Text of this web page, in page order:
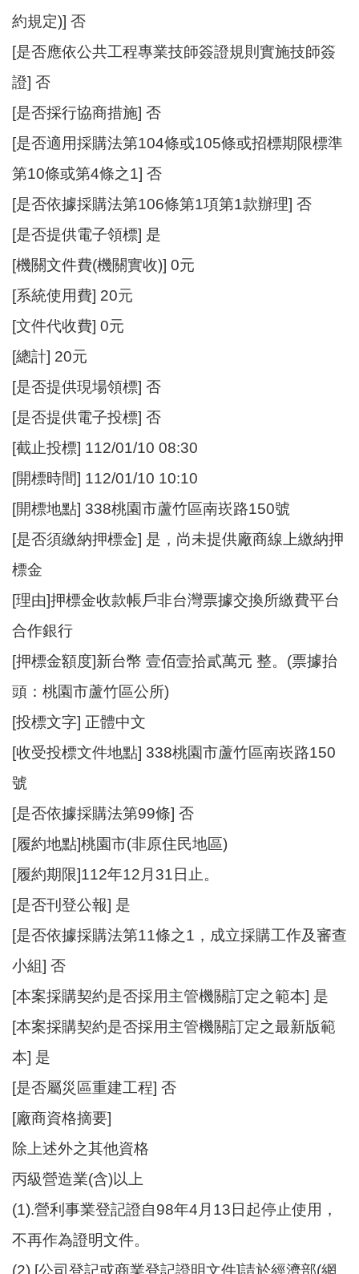
約規定)] 否
[是否應依公共工程專業技師簽證規則實施技師簽
證] 否
[是否採行協商措施] 否
[是否適用採購法第104條或105條或招標期限標準
第10條或第4條之1] 否
[是否依據採購法第106條第1項第1款辦理] 否
[是否提供電子領標] 是
[機關文件費(機關實收)] 0元
[系統使用費] 20元
[文件代收費] 0元
[總計] 20元
[是否提供現場領標] 否
[是否提供電子投標] 否
[截止投標] 112/01/10 08:30
[開標時間] 112/01/10 10:10
[開標地點] 338桃園市蘆竹區南崁路150號
[是否須繳納押標金] 是，尚未提供廠商線上繳納押
標金
[理由]押標金收款帳戶非台灣票據交換所繳費平台
合作銀行
[押標金額度]新台幣 壹佰壹拾貳萬元 整。(票據抬
頭：桃園市蘆竹區公所)
[投標文字] 正體中文
[收受投標文件地點] 338桃園市蘆竹區南崁路150
號
[是否依據採購法第99條] 否
[履約地點]桃園市(非原住民地區)
[履約期限]112年12月31日止。
[是否刊登公報] 是
[是否依據採購法第11條之1，成立採購工作及審查
小組] 否
[本案採購契約是否採用主管機關訂定之範本] 是
[本案採購契約是否採用主管機關訂定之最新版範
本] 是
[是否屬災區重建工程] 否
[廠商資格摘要]
除上述外之其他資格
丙級營造業(含)以上
(1).營利事業登記證自98年4月13日起停止使用，
不再作為證明文件。
(2).[公司登記或商業登記證明文件]請於經濟部(網